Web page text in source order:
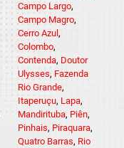
Campo Largo,
Campo Magro,
Cerro Azul ,
Colombo,
Contenda, Doutor
Ulysses, Fazenda
Rio Grande,
Itaperuçu, Lapa,
Mandirituba, Piên,
Pinhais, Piraquara,
Quatro Barras, Rio